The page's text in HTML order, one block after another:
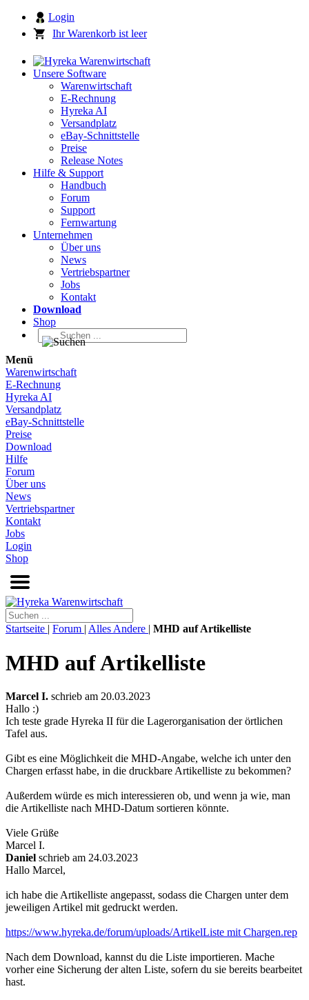
Login
Ihr Warenkorb ist leer
Unsere Software
Warenwirtschaft
E-Rechnung
Hyreka AI
Versandplatz
eBay-Schnittstelle
Preise
Release Notes
Hilfe & Support
Handbuch
Forum
Support
Fernwartung
Unternehmen
Über uns
News
Vertriebspartner
Jobs
Kontakt
Download
Shop
Menü
Warenwirtschaft
E-Rechnung
Hyreka AI
Versandplatz
eBay-Schnittstelle
Preise
Download
Hilfe
Forum
Über uns
News
Vertriebspartner
Kontakt
Jobs
Login
Shop
Startseite | Forum | Alles Andere | MHD auf Artikelliste
MHD auf Artikelliste
Marcel I. schrieb am 20.03.2023
Hallo :)
Ich teste grade Hyreka II für die Lagerorganisation der örtlichen
Tafel aus.
Gibt es eine Möglichkeit die MHD-Angabe, welche ich unter den
Chargen erfasst habe, in die druckbare Artikelliste zu bekommen?
Außerdem würde es mich interessieren ob, und wenn ja wie, man
die Artikelliste nach MHD-Datum sortieren könnte.
Viele Grüße
Marcel I.
Daniel schrieb am 24.03.2023
Hallo Marcel,
ich habe die Artikelliste angepasst, sodass die Chargen unter dem
jeweiligen Artikel mit gedruckt werden.
https://www.hyreka.de/forum/uploads/ArtikelListe mit Chargen.rep
Nach dem Download, kannst du die Liste importieren. Mache
vorher eine Sicherung der alten Liste, sofern du sie bereits bearbeitet
hast.